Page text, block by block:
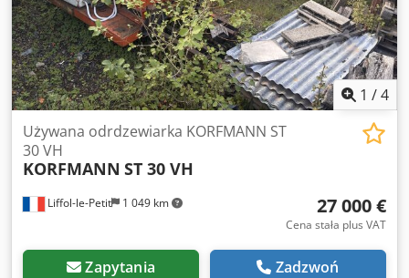
1 /4
Liffol-le-Petit 1 049 km
Używana odrdzewiarka KORFMANN ST
30 VH
KORFMANN ST 30 VH
27 000 €
Cena stała plus VAT
Zapytania Zadzwoń